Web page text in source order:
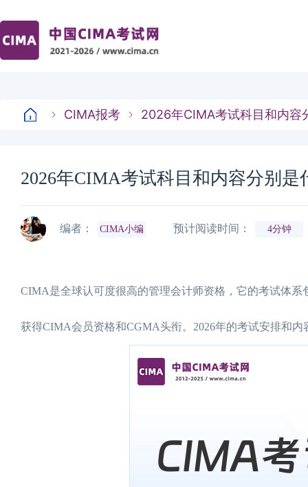
CIMA报考 2026年CIMA考试科目和内容
2026年CIMA考试科目和内容分别是
编者： CIMA小编 预计阅读时间： 4分钟
CIMA是全球认可度很高的管理会计师资格，它的考试体
获得CIMA会员资格和CGMA头衔。2026年的考试安排和